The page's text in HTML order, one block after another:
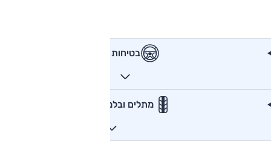
בטיחות
מתלים ובלמים